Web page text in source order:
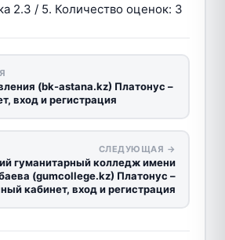
2.3 / 5. Количество оценок: 3
(bk-astana.kz) Платонус –
вход и регистрация
СЛЕДУЮЩАЯ →
гуманитарный колледж имени
(gumcollege.kz) Платонус –
кабинет, вход и регистрация